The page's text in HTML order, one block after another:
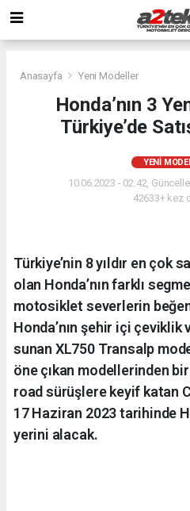
Anasayfa Yeni Modeller
Honda’nın 3
Türkiye’de
YENI
10.06.2023 - 02:42,
42633+ kez
Türkiye’nin 8 yıldır en çok
olan Honda’nın farklı
motosiklet severlerin
Honda’nın şehir içi çeviklik
sunan XL750 Transalp
öne çıkan modellerinden
road sürüşlere keyif katan
17 Haziran 2023 tarihinde
yerini alacak.